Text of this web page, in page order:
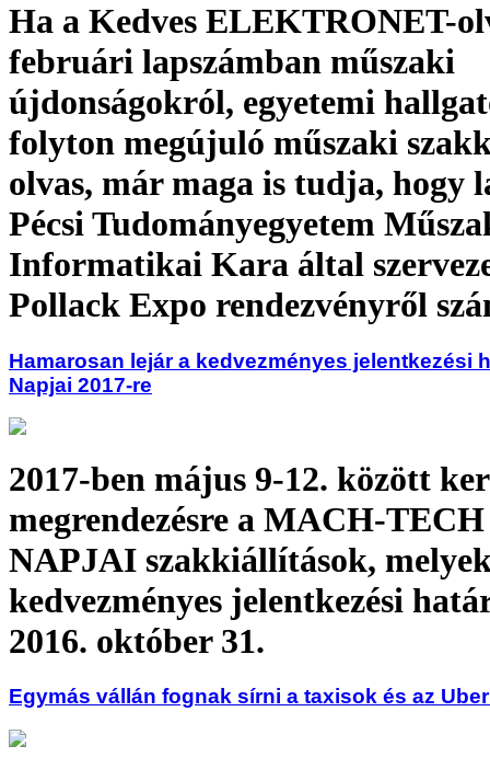
Ha a Kedves ELEKTRONET-
februári lapszámban műszaki
újdonságokról, egyetemi
folyton megújuló műszaki
olvas, már maga is tudja, hogy
Pécsi Tudományegyetem
Informatikai Kara által
Pollack Expo rendezvényről
Hamarosan lejár a kedvezményes jelentkezési
Napjai 2017-re
2017-ben május 9-12. között
megrendezésre a MACH-
NAPJAI szakkiállítások,
kedvezményes jelentkezési
2016. október 31.
Egymás vállán fognak sírni a taxisok és az